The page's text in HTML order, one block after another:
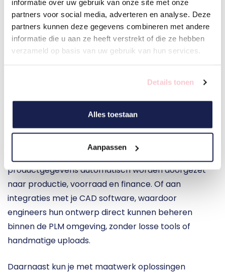
informatie over uw gebruik van onze site met onze
partners voor social media, adverteren en analyse. Deze
partners kunnen deze gegevens combineren met andere
informatie die u aan ze heeft verstrekt of die ze hebben
verzameld op basis van uw gebruik van hun services.
Details tonen
Alles toestaan
Aanpassen
cloud, of on-premise als je dat liever hebt.
Nu je weet wat een plm systeem is en waarom het zo
waardevol is, gaan we een stap verder. Want de
echte kracht van maatwerk plm software komt pas
tot leven als het goed geïntegreerd is. Denk aan een
productgegevens automatisch worden doorgezet
naar productie, voorraad en finance. Of aan
integraties met je CAD software, waardoor
engineers hun ontwerp direct kunnen beheren
binnen de PLM omgeving, zonder losse tools of
handmatige uploads.
Daarnaast kun je met maatwerk oplossingen